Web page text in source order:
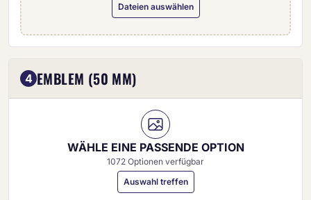
Dateien auswählen
4 EMBLEM (50 MM)
WÄHLE EINE PASSENDE OPTION
1072 Optionen verfügbar
Auswahl treffen